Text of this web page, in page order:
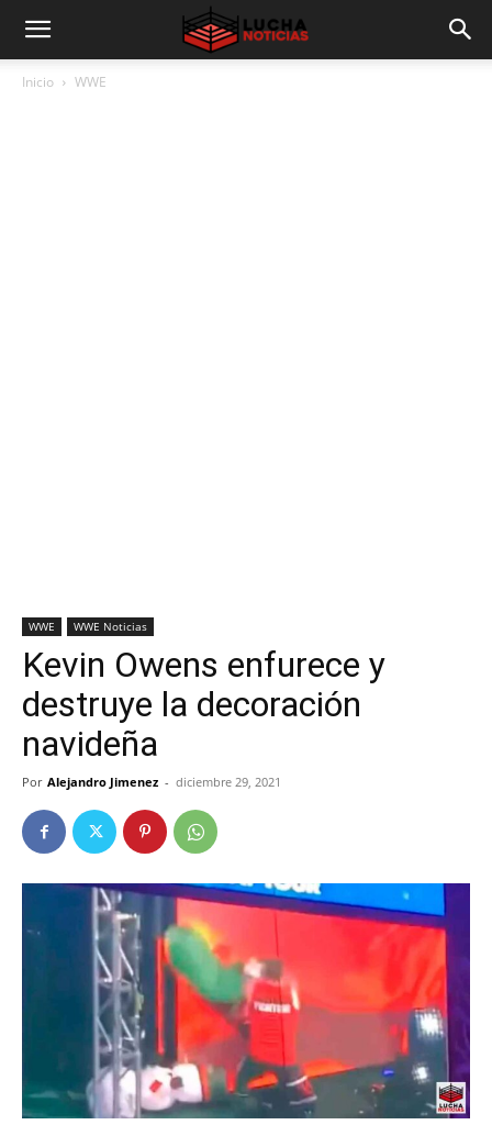
Inicio WWE
WWE WWE Noticias
Kevin Owens enfurece y
destruye la decoración
navideña
Por Alejandro Jimenez - diciembre 29, 2021